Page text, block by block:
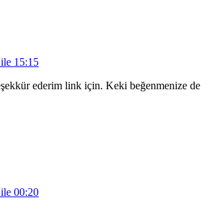
15:15
ederim link için. Keki beğenmenize de
00:20